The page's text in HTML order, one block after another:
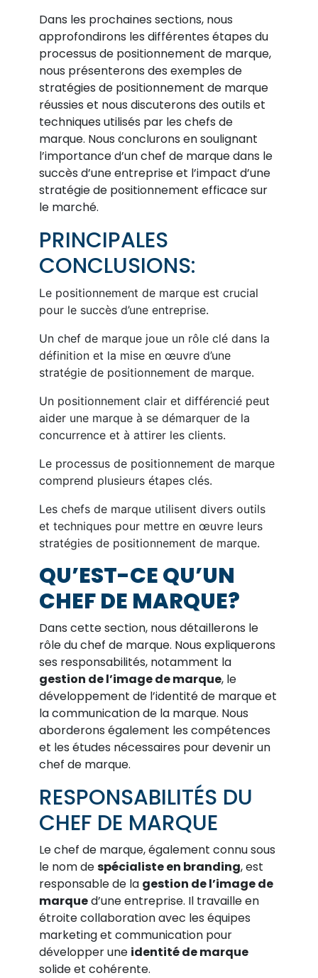
Dans les prochaines sections, nous
approfondirons les différentes étapes du
processus de positionnement de marque,
nous présenterons des exemples de
stratégies de positionnement de marque
réussies et nous discuterons des outils et
techniques utilisés par les chefs de
marque. Nous conclurons en soulignant
l’importance d’un chef de marque dans le
succès d’une entreprise et l’impact d’une
stratégie de positionnement efficace sur
le marché.
PRINCIPALES
CONCLUSIONS:
Le positionnement de marque est crucial
pour le succès d’une entreprise.
Un chef de marque joue un rôle clé dans la
définition et la mise en œuvre d’une
stratégie de positionnement de marque.
Un positionnement clair et différencié peut
aider une marque à se démarquer de la
concurrence et à attirer les clients.
Le processus de positionnement de marque
comprend plusieurs étapes clés.
Les chefs de marque utilisent divers outils
et techniques pour mettre en œuvre leurs
stratégies de positionnement de marque.
QU’EST-CE QU’UN
CHEF DE MARQUE?
Dans cette section, nous détaillerons le
rôle du chef de marque. Nous expliquerons
ses responsabilités, notamment la
gestion de l’image de marque, le
développement de l’identité de marque et
la communication de la marque. Nous
aborderons également les compétences
et les études nécessaires pour devenir un
chef de marque.
RESPONSABILITÉS DU
CHEF DE MARQUE
Le chef de marque, également connu sous
le nom despécialiste en branding, est
responsable de la gestion de l’image de
marqued’une entreprise. Il travaille en
étroite collaboration avec les équipes
marketing et communication pour
développer une identité de marque
solide et cohérente.